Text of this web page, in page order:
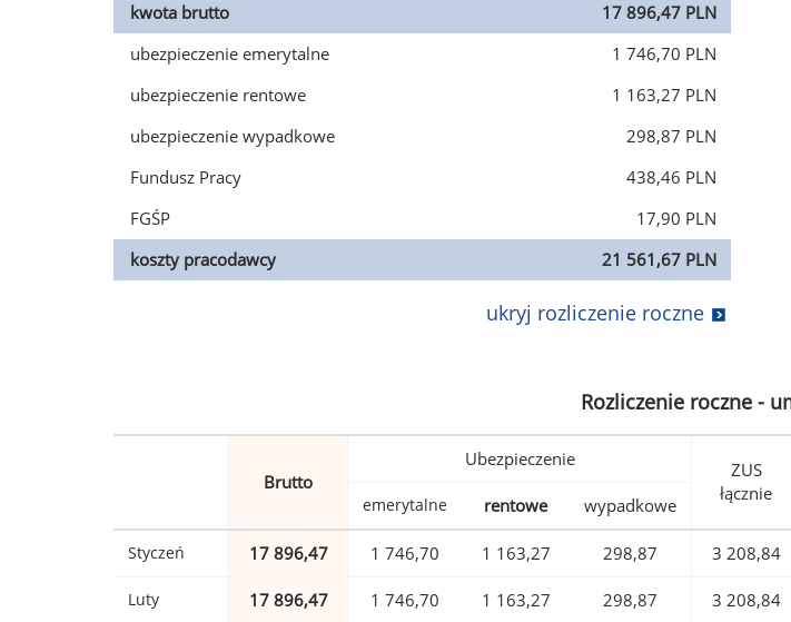
kwota brutto
17 896,47 PLN
ubezpieczenie emerytalne
1 746,70 PLN
ubezpieczenie rentowe
1 163,27 PLN
ubezpieczenie wypadkowe
298,87 PLN
Fundusz Pracy
438,46 PLN
FGŚP
17,90 PLN
koszty pracodawcy
21 561,67 PLN
ukryj rozliczenie roczne
Rozliczenie roczne -
Brutto
Ubezpieczenie
ZUS
łącznie
emerytalne rentowe wypadkowe
Styczeń 17 896,47 1 746,70 1 163,27 298,87 3 208,84
Luty 17 896,47 1 746,70 1 163,27 298,87 3 208,84